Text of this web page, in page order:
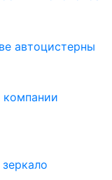
автоцистерны
компании